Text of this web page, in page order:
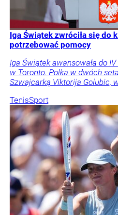
Iga Świątek zwróciła się do
potrzebować pomocy
Iga Świątek awansowała do
w Toronto. Polka w dwóch
Szwajcarką Viktorija Golubic,
TenisSport